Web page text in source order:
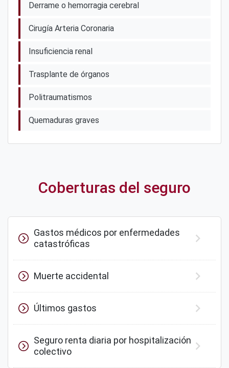
Derrame o hemorragia cerebral
Cirugía Arteria Coronaria
Insuficiencia renal
Trasplante de órganos
Politraumatismos
Quemaduras graves
Coberturas del seguro
Gastos médicos por enfermedades
catastróficas
Muerte accidental
Últimos gastos
Seguro renta diaria por hospitalización
colectivo